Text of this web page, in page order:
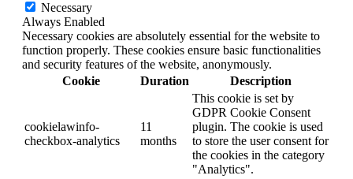
Necessary
Always Enabled
Necessary cookies are absolutely essential for the website to
function properly. These cookies ensure basic functionalities
and security features of the website, anonymously.
Cookie
Duration Description
cookielawinfo-
checkbox-analytics
11
months
This cookie is set by
GDPR Cookie Consent
plugin. The cookie is used
to store the user consent for
the cookies in the category
"Analytics".